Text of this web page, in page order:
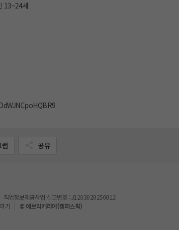
13~24세
공유
직업정보제공사업 신고번호 : J1203020250012
기 © 에브리커리어(캠퍼스픽)